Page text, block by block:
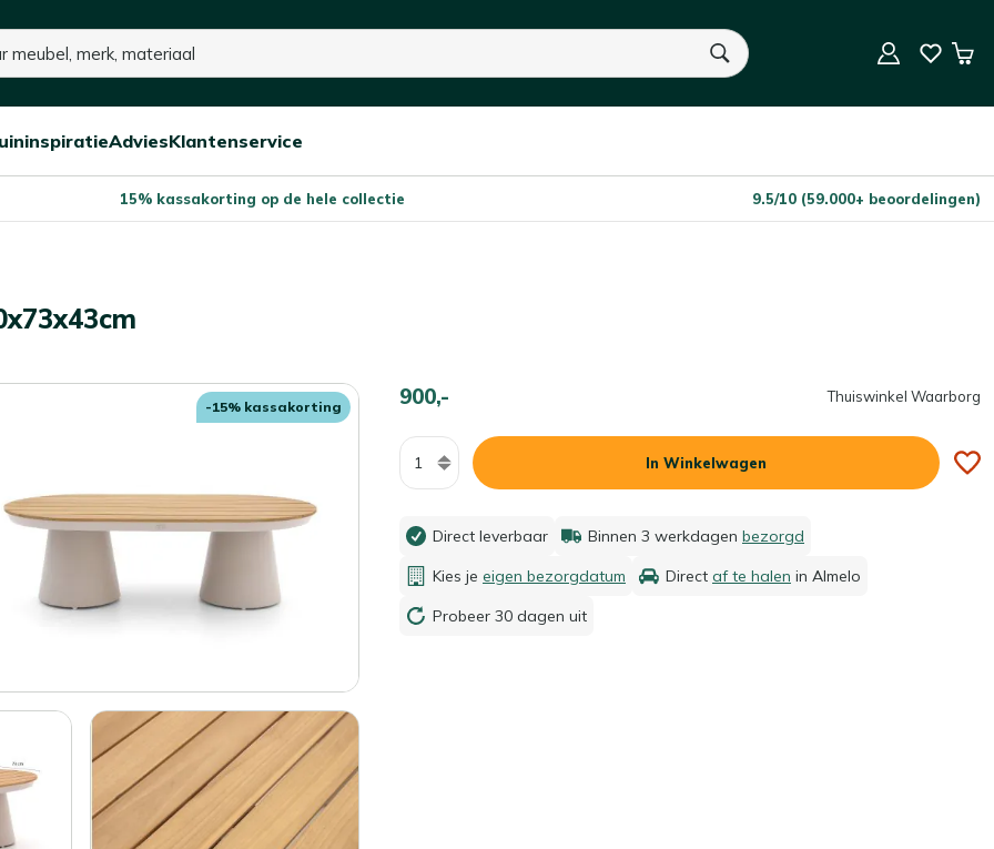
U heeft geen product(en) in uw winkelwagen.
Open/sluitOpen/sluit
Advies
Open/sluit
Klantenservice
15% kassakorting op de hele collectie 9.5/10 (59.000+ beoordelingen)
-15% kassakorting 900,- Thuiswinkel Waarborg
Aantal
In Winkelwagen
Aantal
In Winkelwagen
Direct leverbaar Binnen 3 werkdagen bezorgd
Kies je eigen bezorgdatum Direct af te halen in Almelo
Probeer 30 dagen uit